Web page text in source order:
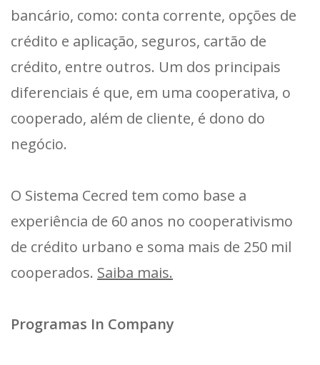
bancário, como: conta corrente, opções de
crédito e aplicação, seguros, cartão de
crédito, entre outros. Um dos principais
diferenciais é que, em uma cooperativa, o
cooperado, além de cliente, é dono do
negócio.
O Sistema Cecred tem como base a
experiência de 60 anos no cooperativismo
de crédito urbano e soma mais de 250 mil
cooperados. Saiba mais.
Programas In Company